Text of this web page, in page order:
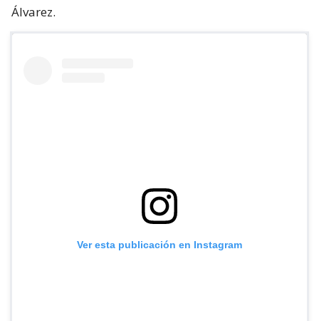
Álvarez.
Ver esta publicación en Instagram